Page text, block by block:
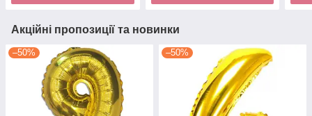
Акційні пропозиції та новинки
–50% –50%